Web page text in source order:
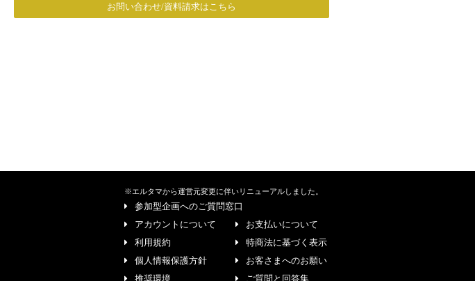
お問い合わせ/資料請求はこちら
※エルタマから運営元変更に伴いリニューアルしました。
参加型企画へのご質問窓口
アカウントについて
お支払いについて
利用規約
特商法に基づく表示
個人情報保護方針
お客さまへのお願い
推奨環境
ご質問と回答集